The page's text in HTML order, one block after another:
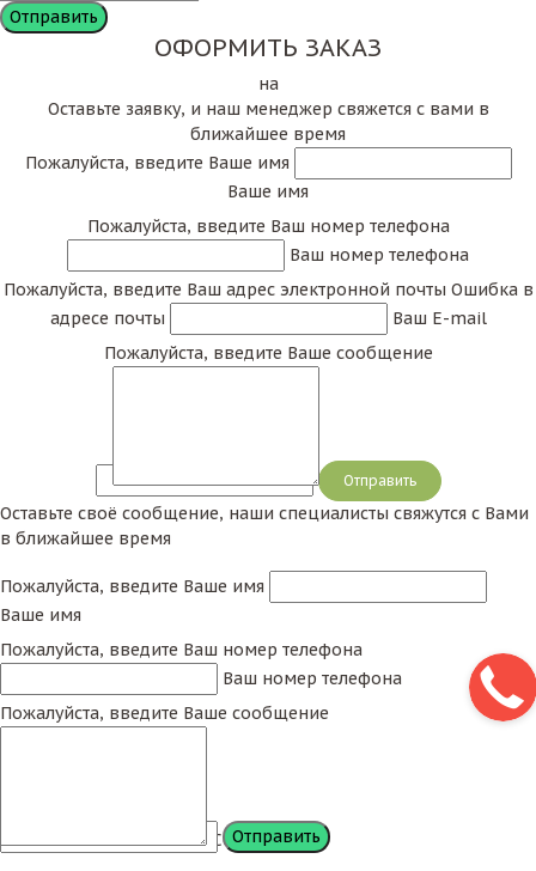
ОФОРМИТЬ ЗАКАЗ
на
Оставьте заявку, и наш менеджер свяжется с вами в
ближайшее время
Пожалуйста, введите Ваше имя
Ваше имя
Пожалуйста, введите Ваш номер телефона
Ваш номер телефона
Пожалуйста, введите Ваш адрес электронной почты Ошибка в
адресе почты
Ваш E-mail
Пожалуйста, введите Ваше сообщение
Сообщение
Оставьте своё сообщение, наши специалисты свяжутся с Вами
в ближайшее время
Пожалуйста, введите Ваше имя
Ваше имя
Пожалуйста, введите Ваш номер телефона
Ваш номер телефона
Пожалуйста, введите Ваше сообщение
Сообщение